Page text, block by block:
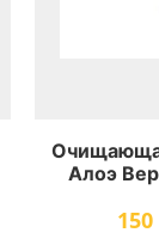
Алоэ